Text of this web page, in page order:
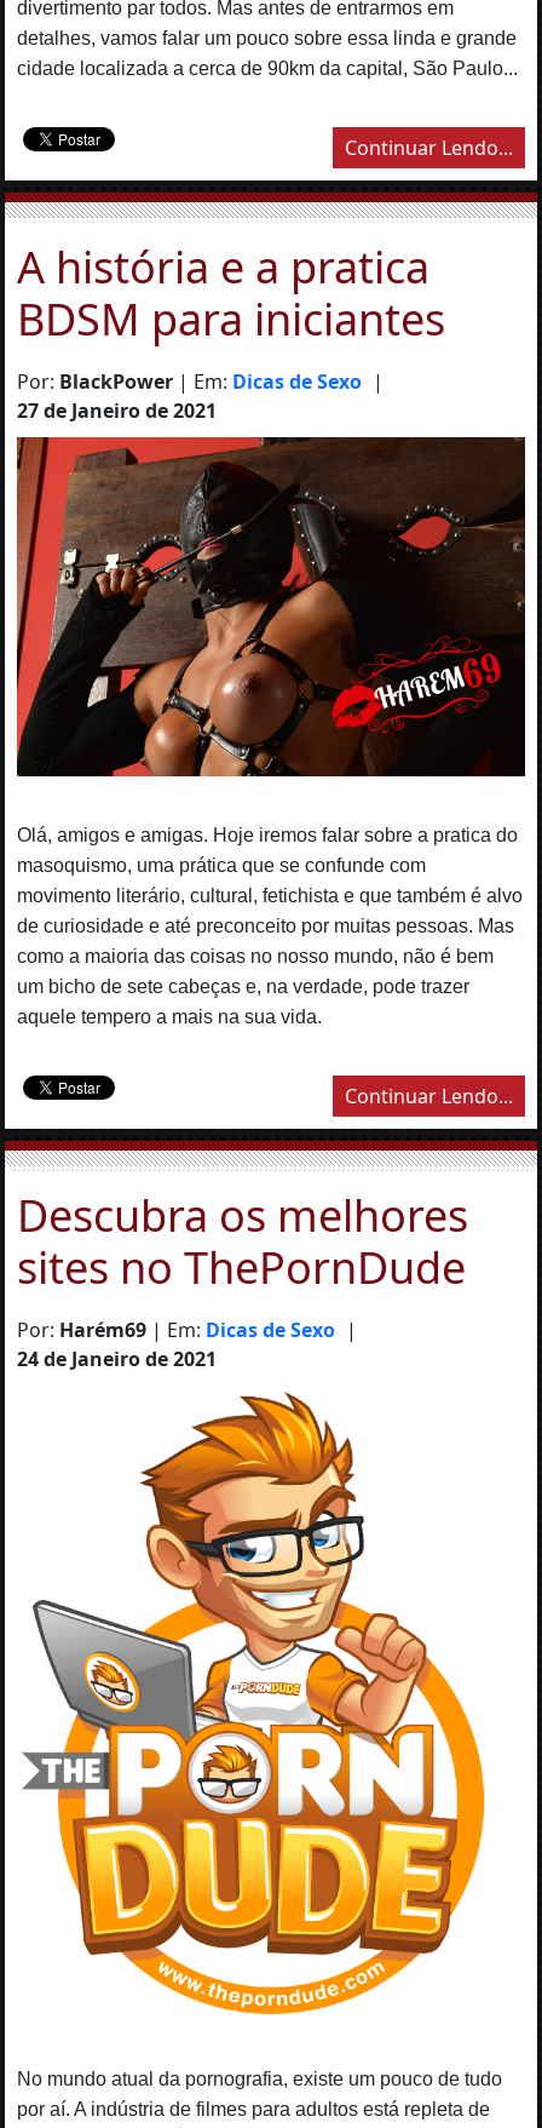
divertimento par todos. Mas antes de entrarmos em
detalhes, vamos falar um pouco sobre essa linda e grande
cidade localizada a cerca de 90km da capital, São Paulo...
Continuar Lendo...
A história e a pratica
BDSM para iniciantes
Por: BlackPower | Em: Dicas de Sexo |
27 de Janeiro de 2021
Olá, amigos e amigas. Hoje iremos falar sobre a pratica do
masoquismo, uma prática que se confunde com
movimento literário, cultural, fetichista e que também é alvo
de curiosidade e até preconceito por muitas pessoas. Mas
como a maioria das coisas no nosso mundo, não é bem
um bicho de sete cabeças e, na verdade, pode trazer
aquele tempero a mais na sua vida.
Continuar Lendo...
Descubra os melhores
sites no ThePornDude
Por: Harém69 | Em: Dicas de Sexo |
24 de Janeiro de 2021
No mundo atual da pornografia, existe um pouco de tudo
por aí. A indústria de filmes para adultos está repleta de